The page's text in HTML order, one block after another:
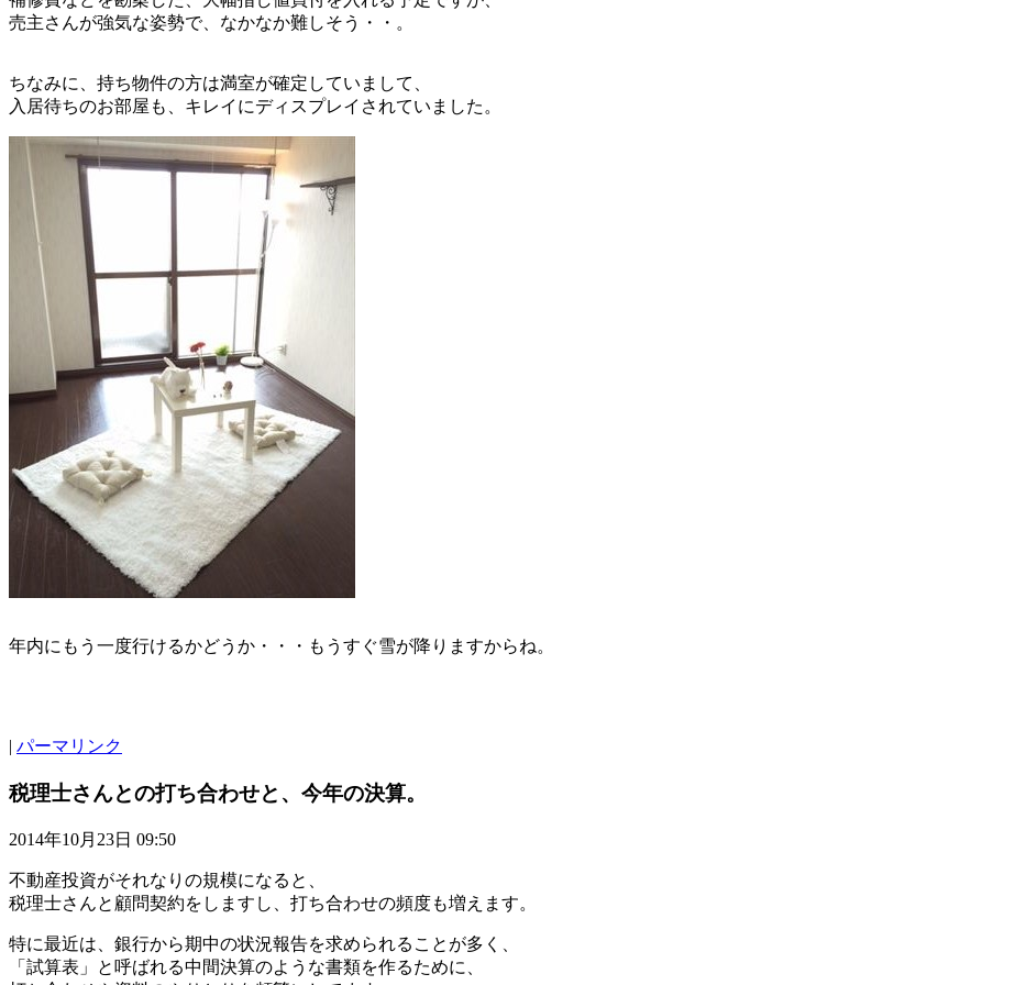
売主さんが強気な姿勢で、なかなか難しそう・・。
ちなみに、持ち物件の方は満室が確定していまして、
入居待ちのお部屋も、キレイにディスプレイされていました。
年内にもう一度行けるかどうか・・・もうすぐ雪が降りますからね。
| パーマリンク
税理士さんとの打ち合わせと、今年の決算。
2014年10月23日 09:50
不動産投資がそれなりの規模になると、
税理士さんと顧問契約をしますし、打ち合わせの頻度も増えます。
特に最近は、銀行から期中の状況報告を求められることが多く、
「試算表」と呼ばれる中間決算のような書類を作るために、